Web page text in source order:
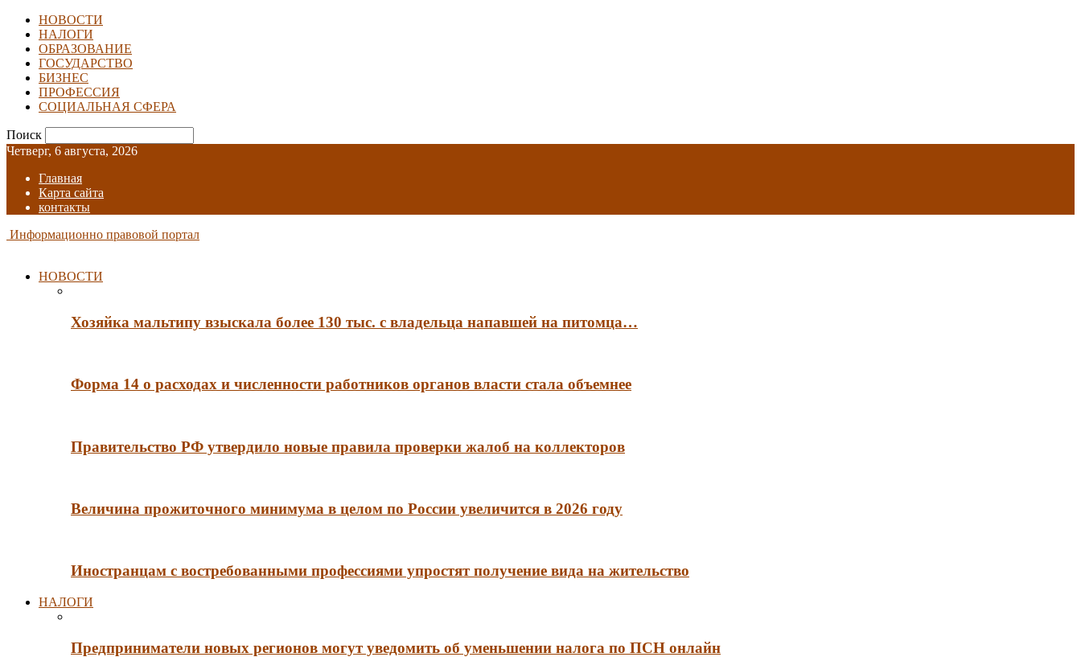
НОВОСТИ
НАЛОГИ
ОБРАЗОВАНИЕ
ГОСУДАРСТВО
БИЗНЕС
ПРОФЕССИЯ
СОЦИАЛЬНАЯ СФЕРА
Поиск
Четверг, 6 августа, 2026
Главная
Карта сайта
контакты
Информационно правовой портал
НОВОСТИ
Хозяйка мальтипу взыскала более 130 тыс. с владельца напавшей на питомца…
Форма 14 о расходах и численности работников органов власти стала объемнее
Правительство РФ утвердило новые правила проверки жалоб на коллекторов
Величина прожиточного минимума в целом по России увеличится в 2026 году
Иностранцам с востребованными профессиями упростят получение вида на жительство
НАЛОГИ
Предприниматели новых регионов могут уведомить об уменьшении налога по ПСН онлайн